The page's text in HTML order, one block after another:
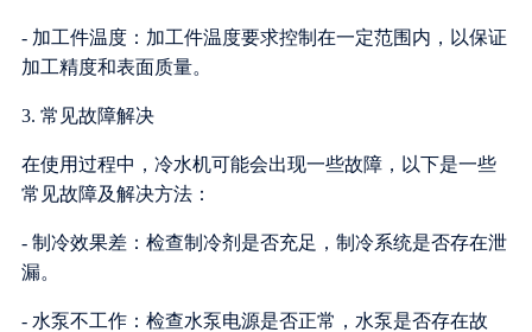
- 加工件温度：加工件温度要求控制在一定范围内，以保证
加工精度和表面质量。
3. 常见故障解决
在使用过程中，冷水机可能会出现一些故障，以下是一些
常见故障及解决方法：
- 制冷效果差：检查制冷剂是否充足，制冷系统是否存在泄
漏。
- 水泵不工作：检查水泵电源是否正常，水泵是否存在故